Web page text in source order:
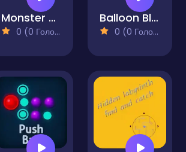
Monster Mania
0 (0 Голосів)
Balloon Blitz
0 (0 Голосів)